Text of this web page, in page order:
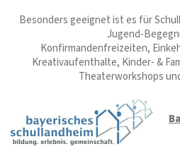
Besonders geeignet ist es für
Jugend-
Konfirmandenfreizeiten,
Kreativaufenthalte, Kinder- &
Theaterworkshops